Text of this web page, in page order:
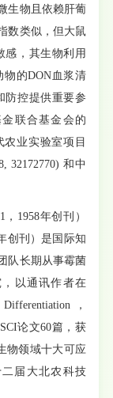
生物且依赖肝葡
数类似，但大鼠
感，其生物利用
的DON血浆清
防控提供重要参
联合基金会的
农业实验室项目
32172770) 和中
1958年创刊）
创刊）是国际知
队长期从事霉菌
以通讯作者在
，
论文60篇，获
物领域十大可应
届大北农科技